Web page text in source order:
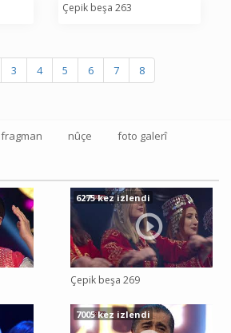
Çepik beşa 263
3 4 5 6 7 8
fragman nûçe foto galerî
Çepik beşa 269
6275 kez izlendi
7005 kez izlendi